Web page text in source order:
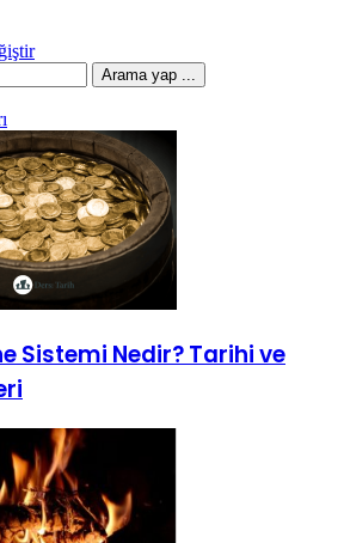
Arama yap ...
Sistemi Nedir? Tarihi ve